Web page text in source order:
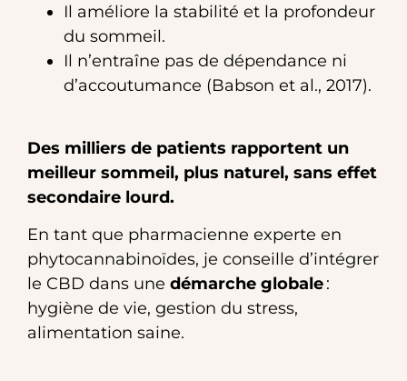
Il améliore la stabilité et la profondeur
du sommeil.
Il n’entraîne pas de dépendance ni
d’accoutumance (Babson et al., 2017).
Des milliers de patients rapportent un
meilleur sommeil, plus naturel, sans effet
secondaire lourd.
En tant que pharmacienne experte en
phytocannabinoïdes, je conseille d’intégrer
le CBD dans une démarche globale:
hygiène de vie, gestion du stress,
alimentation saine.